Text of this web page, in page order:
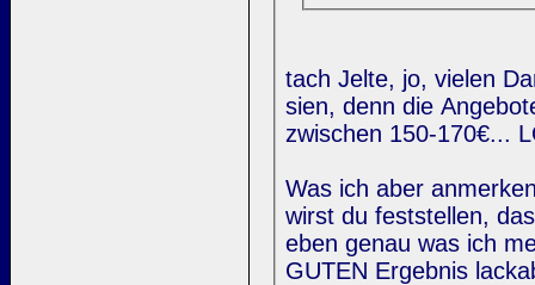
tach Jelte, jo, vielen
sien, denn die
zwischen 150-170€...
Was ich aber
wirst du feststellen,
eben genau was ich
GUTEN Ergebnis